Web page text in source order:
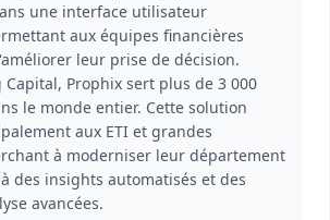
une interface utilisateur
aux équipes financières
leur prise de décision.
Capital, Prophix sert plus de 3 000
le monde entier. Cette solution
aux ETI et grandes
à moderniser leur département
des insights automatisés et des
avancées.